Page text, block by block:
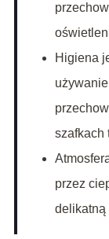
Higiena
szafkach
przez
delikatną